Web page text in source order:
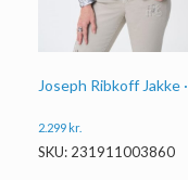
Joseph Ribkoff Jakke ·
2.299kr.
SKU: 231911003860